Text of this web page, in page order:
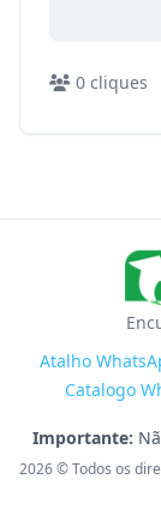
0 cliques
Atalho
Catalogo
Importante:
2026© Todos os